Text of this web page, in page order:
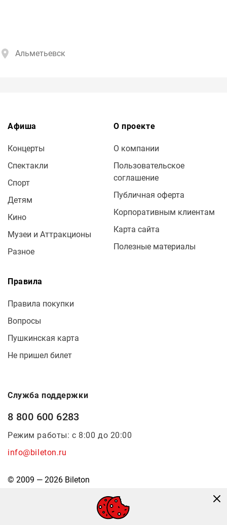
Альметьевск
Афиша
Концерты
Спектакли
Спорт
Детям
Кино
Музеи и Аттракционы
Разное
О проекте
О компании
Пользовательское
соглашение
Публичная оферта
Корпоративным клиентам
Карта сайта
Полезные материалы
Правила
Правила покупки
Вопросы
Пушкинская карта
Не пришел билет
Служба поддержки
8 800 600 6283
Режим работы: с 8:00 до 20:00
info@bileton.ru
© 2009 — 2026 Bileton